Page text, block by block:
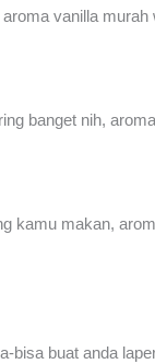
banget nih,
kamu makan,
bisa buat anda